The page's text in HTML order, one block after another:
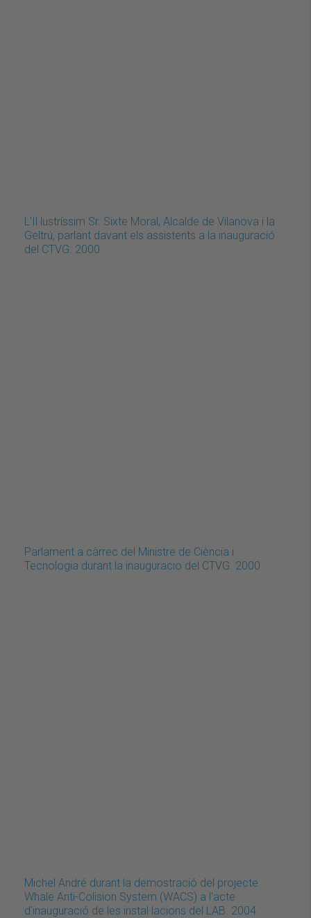
L'Il·lustríssim Sr. Sixte Moral, Alcalde de Vilanova i la
Geltrú, parlant davant els assistents a la inauguració
del CTVG. 2000
Parlament a càrrec del Ministre de Ciència i
Tecnologia durant la inauguracio del CTVG. 2000
Michel André durant la demostració del projecte
Whale Anti-Colision System (WACS) a l'acte
d'inauguració de les instal·lacions del LAB. 2004